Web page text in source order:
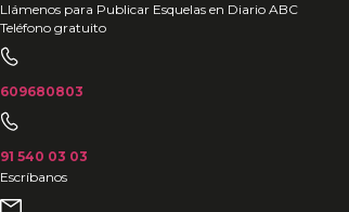
Ir
al
contenido
Llámenos para Publicar Esquelas en Diario ABC
Teléfono gratuito
609680803
91 540 03 03
Escríbanos